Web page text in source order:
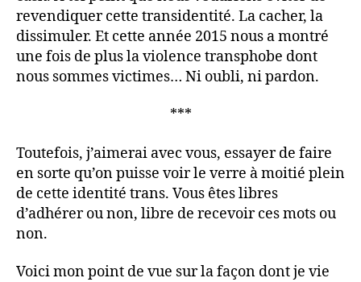
revendiquer cette transidentité. La cacher, la
dissimuler. Et cette année 2015 nous a montré
une fois de plus la violence transphobe dont
nous sommes victimes… Ni oubli, ni pardon.
***
Toutefois, j’aimerai avec vous, essayer de faire
en sorte qu’on puisse voir le verre à moitié plein
de cette identité trans. Vous êtes libres
d’adhérer ou non, libre de recevoir ces mots ou
non.
Voici mon point de vue sur la façon dont je vie